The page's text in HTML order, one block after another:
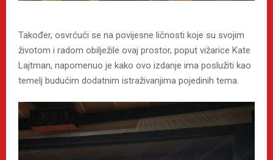
Također, osvrćući se na povijesne ličnosti koje su svojim
životom i radom obilježile ovaj prostor, poput vižarice Kate
Lajtman, napomenuo je kako ovo izdanje ima poslužiti kao
temelj budućim dodatnim istraživanjima pojedinih tema.